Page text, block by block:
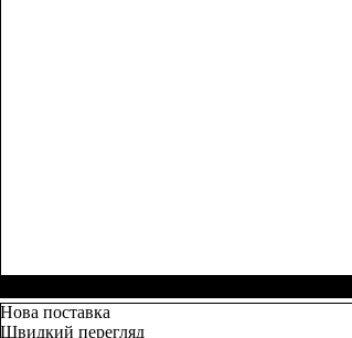
Нова поставка
Швидкий перегляд